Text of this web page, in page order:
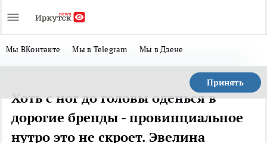
Мы ВКонтакте Мы в Telegram Мы в Дзене
Принять
Хоть с ног до головы оденься в
дорогие бренды - провинциальное
нутро это не скроет. Эвелина